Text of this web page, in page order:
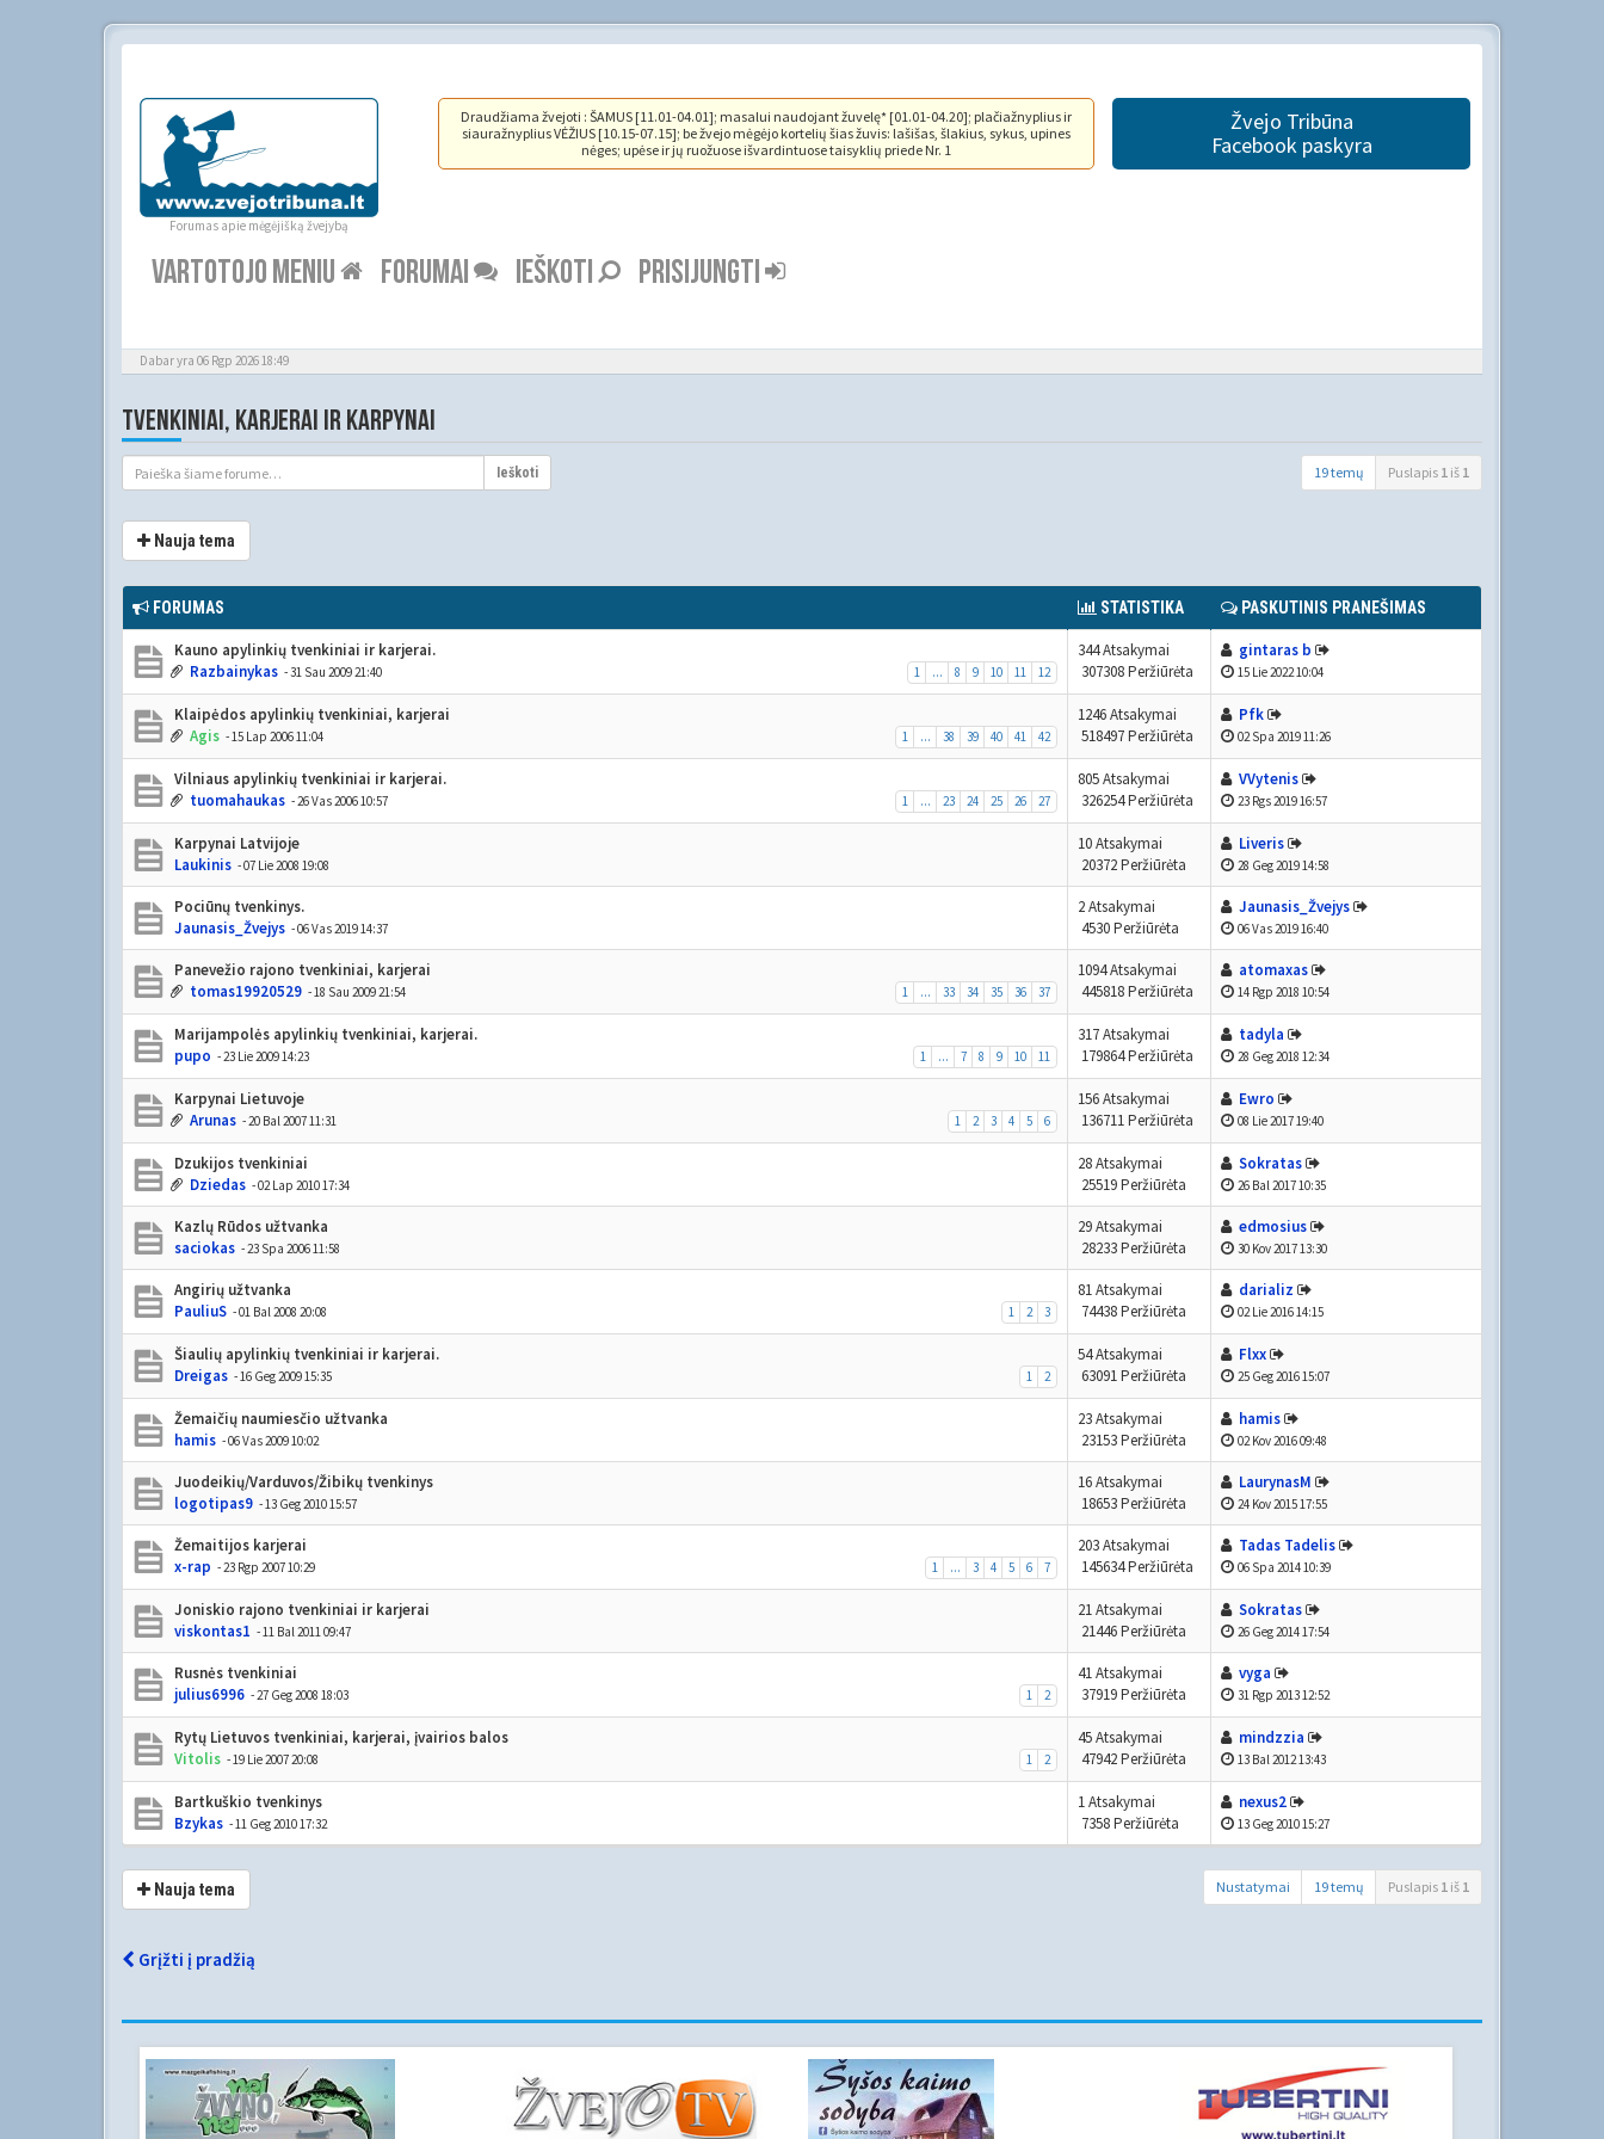
Forumas apie mėgėjišką žvejybą
Draudžiama žvejoti : ŠAMUS [11.01-04.01]; masalui naudojant žuvelę* [01.01-04.20]; plačiažnyplius ir
siauražnyplius VĖŽIUS [10.15-07.15]; be žvejo mėgėjo kortelių šias žuvis: lašišas, šlakius, sykus, upines
nėges; upėse ir jų ruožuose išvardintuose taisyklių priede Nr. 1
Žvejo Tribūna
Facebook paskyra
VARTOTOJO MENIU FORUMAI IEŠKOTI PRISIJUNGTI
Dabar yra 06 Rgp 2026 18:49
TVENKINIAI, KARJERAI IR KARPYNAI
Ieškoti 19 temų Puslapis 1 iš 1
Nauja tema
FORUMAS STATISTIKA PASKUTINIS PRANEŠIMAS
Kauno apylinkių tvenkiniai ir karjerai.
1 ... 8 9 10 11 12
Razbainykas - 31 Sau 2009 21:40
344 Atsakymai
307308 Peržiūrėta
gintaras b
15 Lie 2022 10:04
Klaipėdos apylinkių tvenkiniai, karjerai
1 ... 38 39 40 41 42
Agis - 15 Lap 2006 11:04
1246 Atsakymai
518497 Peržiūrėta
Pfk
02 Spa 2019 11:26
Vilniaus apylinkių tvenkiniai ir karjerai.
1 ... 23 24 25 26 27
tuomahaukas - 26 Vas 2006 10:57
805 Atsakymai
326254 Peržiūrėta
VVytenis
23 Rgs 2019 16:57
Karpynai Latvijoje
Laukinis - 07 Lie 2008 19:08
10 Atsakymai
20372 Peržiūrėta
Liveris
28 Geg 2019 14:58
Pociūnų tvenkinys.
Jaunasis_Žvejys - 06 Vas 2019 14:37
2 Atsakymai
4530 Peržiūrėta
Jaunasis_Žvejys
06 Vas 2019 16:40
Panevežio rajono tvenkiniai, karjerai
1 ... 33 34 35 36 37
tomas19920529 - 18 Sau 2009 21:54
1094 Atsakymai
445818 Peržiūrėta
atomaxas
14 Rgp 2018 10:54
Marijampolės apylinkių tvenkiniai, karjerai.
1 ... 7 8 9 10 11
pupo - 23 Lie 2009 14:23
317 Atsakymai
179864 Peržiūrėta
tadyla
28 Geg 2018 12:34
Karpynai Lietuvoje
1 2 3 4 5 6
Arunas - 20 Bal 2007 11:31
156 Atsakymai
136711 Peržiūrėta
Ewro
08 Lie 2017 19:40
Dzukijos tvenkiniai
Dziedas - 02 Lap 2010 17:34
28 Atsakymai
25519 Peržiūrėta
Sokratas
26 Bal 2017 10:35
Kazlų Rūdos užtvanka
saciokas - 23 Spa 2006 11:58
29 Atsakymai
28233 Peržiūrėta
edmosius
30 Kov 2017 13:30
Angirių užtvanka
1 2 3
PauliuS - 01 Bal 2008 20:08
81 Atsakymai
74438 Peržiūrėta
darializ
02 Lie 2016 14:15
Šiaulių apylinkių tvenkiniai ir karjerai.
1 2
Dreigas - 16 Geg 2009 15:35
54 Atsakymai
63091 Peržiūrėta
Flxx
25 Geg 2016 15:07
Žemaičių naumiesčio užtvanka
hamis - 06 Vas 2009 10:02
23 Atsakymai
23153 Peržiūrėta
hamis
02 Kov 2016 09:48
Juodeikių/Varduvos/Žibikų tvenkinys
logotipas9 - 13 Geg 2010 15:57
16 Atsakymai
18653 Peržiūrėta
LaurynasM
24 Kov 2015 17:55
Žemaitijos karjerai
1 ... 3 4 5 6 7
x-rap - 23 Rgp 2007 10:29
203 Atsakymai
145634 Peržiūrėta
Tadas Tadelis
06 Spa 2014 10:39
Joniskio rajono tvenkiniai ir karjerai
viskontas1 - 11 Bal 2011 09:47
21 Atsakymai
21446 Peržiūrėta
Sokratas
26 Geg 2014 17:54
Rusnės tvenkiniai
1 2
julius6996 - 27 Geg 2008 18:03
41 Atsakymai
37919 Peržiūrėta
vyga
31 Rgp 2013 12:52
Rytų Lietuvos tvenkiniai, karjerai, įvairios balos
1 2
Vitolis - 19 Lie 2007 20:08
45 Atsakymai
47942 Peržiūrėta
mindzzia
13 Bal 2012 13:43
Bartkuškio tvenkinys
Bzykas - 11 Geg 2010 17:32
1 Atsakymai
7358 Peržiūrėta
nexus2
13 Geg 2010 15:27
Nauja tema Nustatymai 19 temų Puslapis 1 iš 1
Grįžti į pradžią